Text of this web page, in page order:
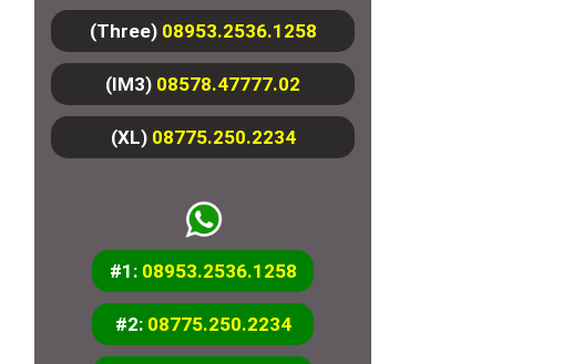
(Three) 08953.2536.1258
(IM3) 08578.47777.02
(XL) 08775.250.2234
#1: 08953.2536.1258
#2: 08775.250.2234